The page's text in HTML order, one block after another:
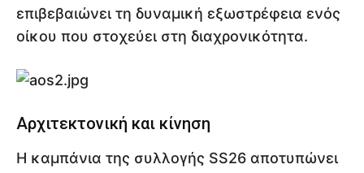
επιβεβαιώνει τη δυναμική εξωστρέφεια ενός
οίκου που στοχεύει στη διαχρονικότητα.
Αρχιτεκτονική και κίνηση
Η καμπάνια της συλλογής SS26 αποτυπώνει